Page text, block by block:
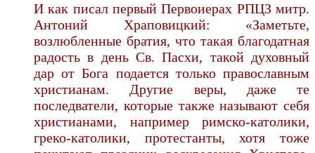
И как писал первый Первоиерах РПЦЗ митр.
Антоний Храповицкий: «Заметьте,
возлюбленные братия, что такая благодатная
радость в день Св. Пасхи, такой духовный
дар от Бога подается только православным
христианам. Другие веры, даже те
последватели, которые также называют себя
христианами, например римско-католики,
греко-католики, протестанты, хотя тоже